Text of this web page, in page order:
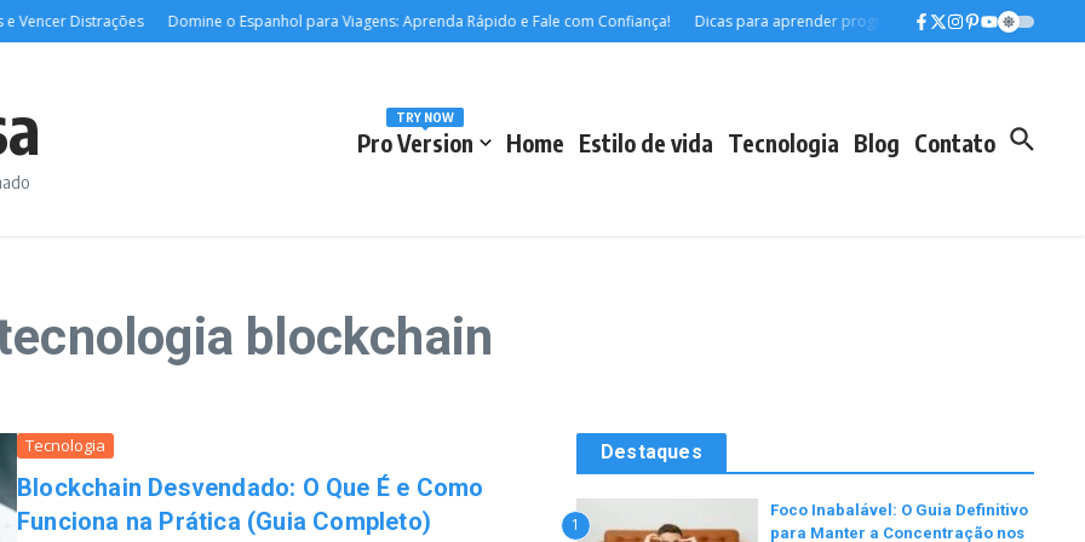
Vencer Distrações Domine o Espanhol para Viagens: Aprenda Rápido e Fale com Confiança! Dicas para aprender programação do zero sem gastar
Pro Version
TRY NOW
Home Estilo de vida Tecnologia Blog Contato
blockchain
Tecnologia
Blockchain Desvendado: O Que É e Como
Funciona na Prática (Guia Completo)
Destaques
1
Foco Inabalável: O Guia Definitivo
para Manter a Concentração nos